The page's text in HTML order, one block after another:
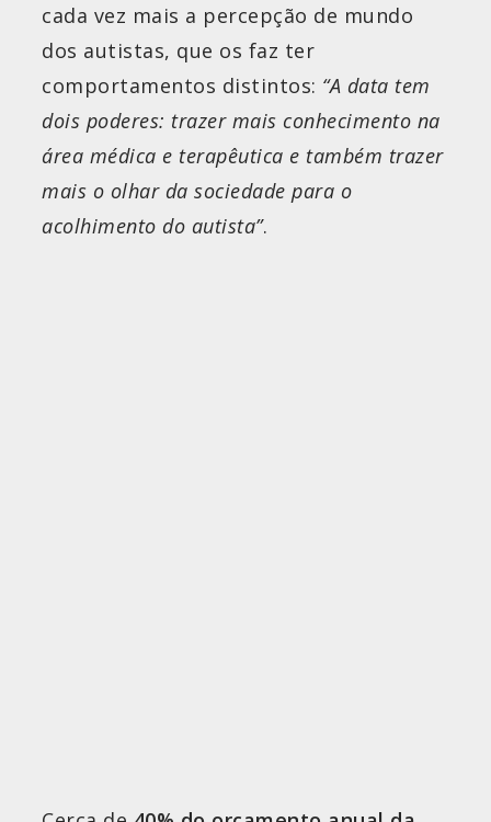
cada vez mais a percepção de mundo
dos autistas, que os faz ter
comportamentos distintos: “A data tem
dois poderes: trazer mais conhecimento na
área médica e terapêutica e também trazer
mais o olhar da sociedade para o
acolhimento do autista”.